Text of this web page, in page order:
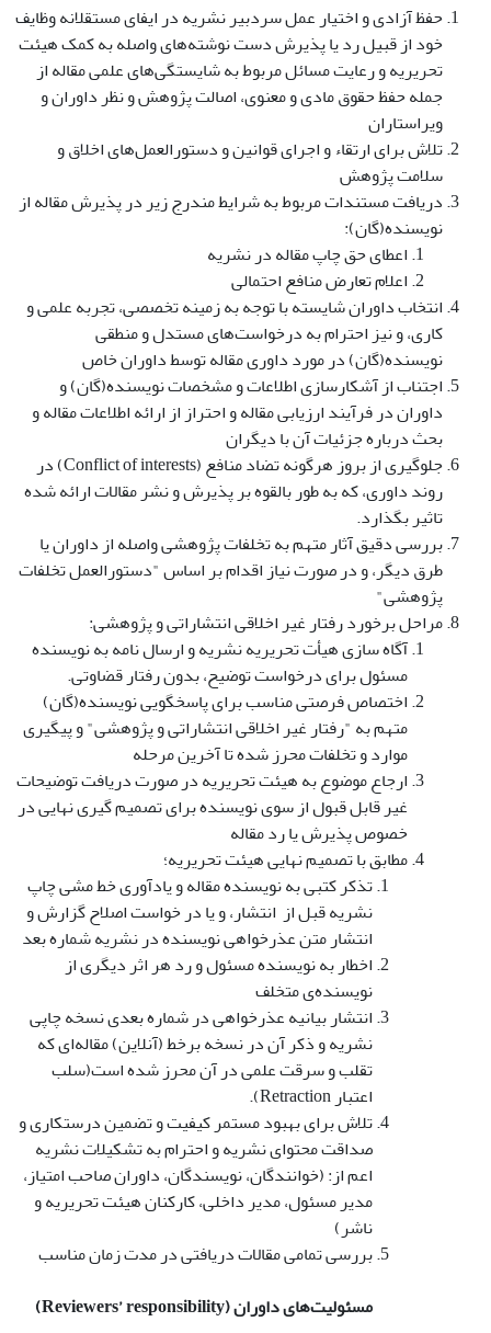
حفظ آزادی و اختیار عمل سردبیر نشریه در ایفای مستقلانه وظایف
خود از قبیل رد یا پذیرش دست نوشته‌های واصله به کمک هیئت
تحریریه و رعایت مسائل مربوط به شایستگی‌های علمی مقاله از
جمله حفظ حقوق مادی و معنوی، اصالت پژوهش و نظر داوران و
ویراستاران
تلاش برای ارتقاء و اجرای قوانین و دستورالعمل‌های اخلاق و
سلامت پژوهش
دریافت مستندات مربوط به شرایط مندرج زیر در پذیرش مقاله از
نویسنده(گان):
اعطای حق چاپ مقاله در نشریه
اعلام تعارض منافع احتمالی
انتخاب داوران شایسته با توجه به زمینه تخصصی، تجربه علمی و
کاری، و نیز احترام به درخواست‌های مستدل و منطقی
نویسنده(گان) در مورد داوری مقاله توسط داوران خاص
اجتناب از آشکارسازی اطلاعات و مشخصات نویسنده(گان) و
داوران در فرآیند ارزیابی مقاله و احتراز از ارائه اطلاعات مقاله و
بحث درباره جزئیات آن با دیگران
جلوگیری از بروز هرگونه تضاد منافع (Conflict of interests) در
روند داوری، که به طور بالقوه بر پذیرش و نشر مقالات ارائه شده
تاثیر بگذارد.
بررسی دقیق آثار متهم به تخلفات پژوهشی واصله از داوران یا
طرق دیگر، و در صورت نیاز اقدام بر اساس "دستورالعمل تخلفات
پژوهشی"
مراحل برخورد رفتار غیر اخلاقی انتشاراتی و پژوهشی:
آگاه سازی هیأت تحریریه نشریه و ارسال نامه به نویسنده
مسئول برای درخواست توضیح، بدون رفتار قضاوتی.
اختصاص فرصتی مناسب برای پاسخگویی نویسنده(گان)
متهم به "رفتار غیر اخلاقی انتشاراتی و پژوهشی" و پیگیری
موارد و تخلفات محرز شده تا آخرین مرحله
ارجاع موضوع به هیئت تحریریه در صورت دریافت توضیحات
غیر قابل قبول از سوی نویسنده برای تصمیم گیری نهایی در
خصوص پذیرش یا رد مقاله
مطابق با تصمیم نهایی هیئت تحریریه؛
تذکر کتبی به نویسنده مقاله و یادآوری خط مشی چاپ
نشریه قبل از انتشار، و یا در خواست اصلاح گزارش و
انتشار متن عذرخواهی نویسنده در نشریه شماره بعد
اخطار به نویسنده مسئول و رد هر اثر دیگری از
نویسنده‌ی متخلف
انتشار بیانیه عذرخواهی در شماره بعدی نسخه چاپی
نشریه و ذکر آن در نسخه برخط (آنلاین) مقاله‌ای که
تقلب و سرقت علمی در آن محرز شده است(سلب
اعتبار Retraction).
تلاش برای بهبود مستمر کیفیت و تضمین درستکاری و
صداقت محتوای نشریه و احترام به تشکیلات نشریه
اعم از: (خوانندگان، نویسندگان، داوران صاحب امتیاز،
مدیر مسئول، مدیر داخلی، کارکنان هیئت تحریریه و
ناشر)
بررسی تمامی مقالات دریافتی در مدت زمان مناسب
مسئولیت‌های داوران(Reviewers’ responsibility)